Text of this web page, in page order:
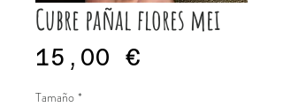
Cubre pañal flores mei
15,00 €
Tamaño *